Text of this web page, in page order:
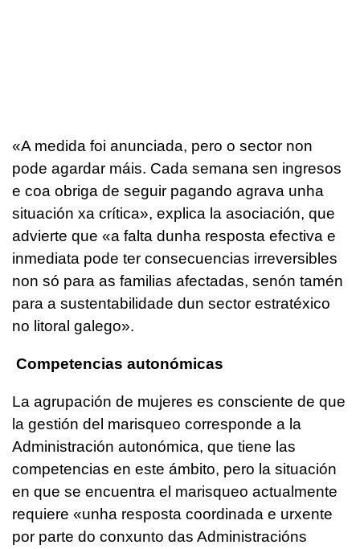
«A medida foi anunciada, pero o sector non
pode agardar máis. Cada semana sen ingresos
e coa obriga de seguir pagando agrava unha
situación xa crítica», explica la asociación, que
advierte que «a falta dunha resposta efectiva e
inmediata pode ter consecuencias irreversibles
non só para as familias afectadas, senón tamén
para a sustentabilidade dun sector estratéxico
no litoral galego».
Competencias autonómicas
La agrupación de mujeres es consciente de que
la gestión del marisqueo corresponde a la
Administración autonómica, que tiene las
competencias en este ámbito, pero la situación
en que se encuentra el marisqueo actualmente
requiere «unha resposta coordinada e urxente
por parte do conxunto das Administracións